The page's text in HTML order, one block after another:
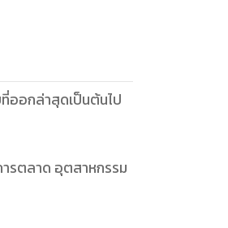
ออกล่าสุดเป็นต้นไป
รตลาด อุตสาหกรรม